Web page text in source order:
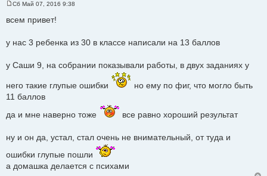
о
е
е
Сб Май 07, 2016 9:38
всем привет!
у нас 3 ребенка из 30 в классе написали на 13 баллов
у Саши 9, на собрании показывали работы, в двух заданиях у
него такие глупые ошибки
но ему по фиг, что могло быть
11 баллов
да и мне наверно тоже
все равно хороший результат
ну и он да, устал, стал очень не внимательный, от туда и
ошибки глупые пошли
а домашка делается с психами